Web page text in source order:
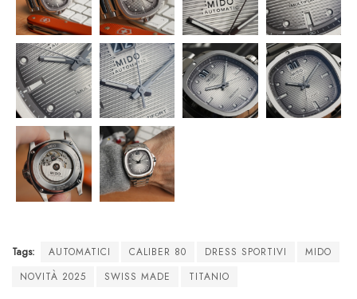
Tags: AUTOMATICI CALIBER 80 DRESS SPORTIVI
MIDO
NOVITÀ 2025
SWISS MADE TITANIO